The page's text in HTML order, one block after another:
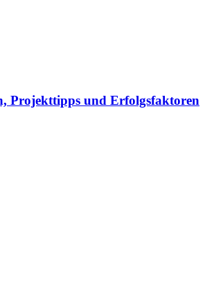
Projekttipps und Erfolgsfaktoren